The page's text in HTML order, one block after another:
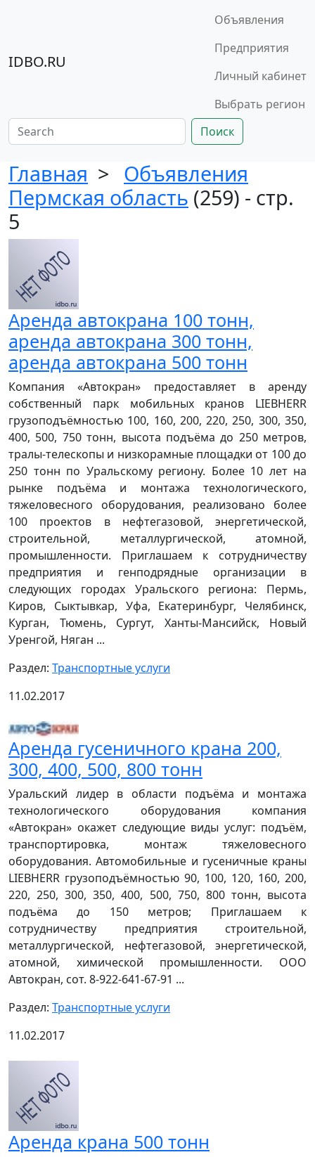
IDBO.RU
Объявления
Предприятия
Личный кабинет
Выбрать регион
Поиск
Главная > Объявления
Пермская область (259) - стр.
5
Аренда автокрана 100 тонн,
аренда автокрана 300 тонн,
аренда автокрана 500 тонн
Компания «Автокран» предоставляет в аренду
собственный парк мобильных кранов LIEBHERR
грузоподъёмностью 100, 160, 200, 220, 250, 300, 350,
400, 500, 750 тонн, высота подъёма до 250 метров,
тралы-телескопы и низкорамные площадки от 100 до
250 тонн по Уральскому региону. Более 10 лет на
рынке подъёма и монтажа технологического,
тяжеловесного оборудования, реализовано более
100 проектов в нефтегазовой, энергетической,
строительной, металлургической, атомной,
промышленности. Приглашаем к сотрудничеству
предприятия и генподрядные организации в
следующих городах Уральского региона: Пермь,
Киров, Сыктывкар, Уфа, Екатеринбург, Челябинск,
Курган, Тюмень, Сургут, Ханты-Мансийск, Новый
Уренгой, Няган ...
Раздел: Транспортные услуги
11.02.2017
Аренда гусеничного крана 200,
300, 400, 500, 800 тонн
Уральский лидер в области подъёма и монтажа
технологического оборудования компания
«Автокран» окажет следующие виды услуг: подъём,
транспортировка, монтаж тяжеловесного
оборудования. Автомобильные и гусеничные краны
LIEBHERR грузоподъёмностью 90, 100, 120, 160, 200,
220, 250, 300, 350, 400, 500, 750, 800 тонн, высота
подъёма до 150 метров; Приглашаем к
сотрудничеству предприятия строительной,
металлургической, нефтегазовой, энергетической,
атомной, химической промышленности. ООО
Автокран, сот. 8-922-641-67-91 ...
Раздел: Транспортные услуги
11.02.2017
Аренда крана 500 тонн